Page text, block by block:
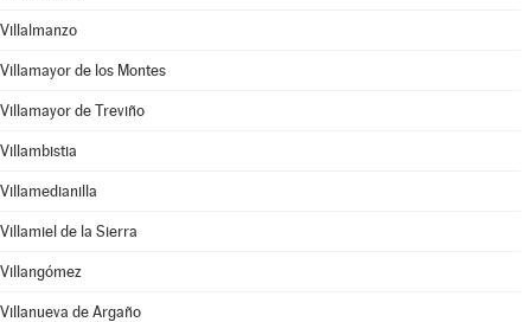
Villalmanzo
Villamayor de los Montes
Villamayor de Treviño
Villambistia
Villamedianilla
Villamiel de la Sierra
Villangómez
Villanueva de Argaño